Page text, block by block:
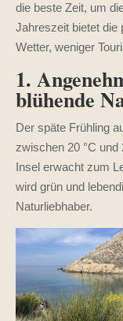
die beste Zeit, um
Jahreszeit bietet die
Wetter, weniger
1.
blühende
Der späte Frühling
zwischen 20 °C und
Insel erwacht zum
wird grün und
Naturliebhaber.